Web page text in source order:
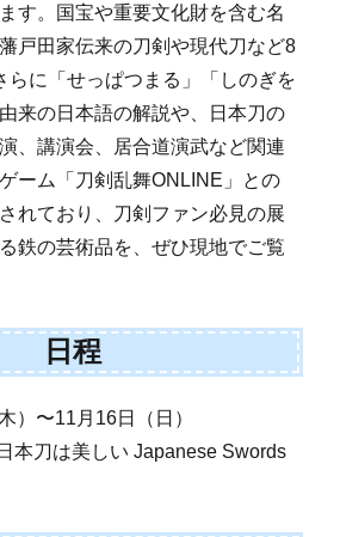
す。国宝や重要文化財を含む名
戸田家伝来の刀剣や現代刀など8
らに「せっぱつまる」「しのぎを
来の日本語の解説や、日本刀の
、講演会、居合道演武など関連
ーム「刀剣乱舞ONLINE」との
れており、刀剣ファン必見の展
鉄の芸術品を、ぜひ現地でご覧
日程
）〜11月16日（日）
本刀は美しい Japanese Swords